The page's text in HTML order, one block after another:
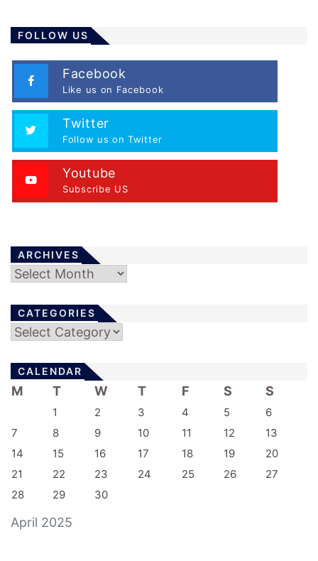
FOLLOW US
Facebook
Like us on Facebook
Twitter
Follow us on Twitter
Youtube
Subscribe US
ARCHIVES
Archives
CATEGORIES
Categories
CALENDAR
April 2025
M T W T F S S
1 2 3 4 5
6
7
8 9 10 11 12
13
14
15 16 17 18 19
20
21
22 23 24 25 26
27
28
29 30